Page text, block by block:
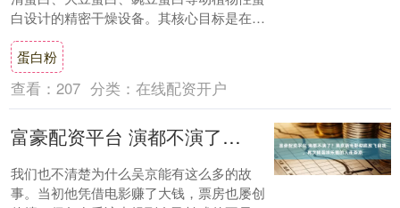
白设计的精密干燥设备。其核心目标是在瞬
间脱除水分的同时，最大限度地保护蛋白质
的高级结....
蛋白粉
查看： 207 分类： 在线配资开户
富豪配资平台 演都不演了？吴京新电影彻底放飞自我，再次揭露娱乐圈的人走茶凉
我们也不清楚为什么吴京能有这么多的故
事。当初他凭借电影赚了大钱，票房也屡创